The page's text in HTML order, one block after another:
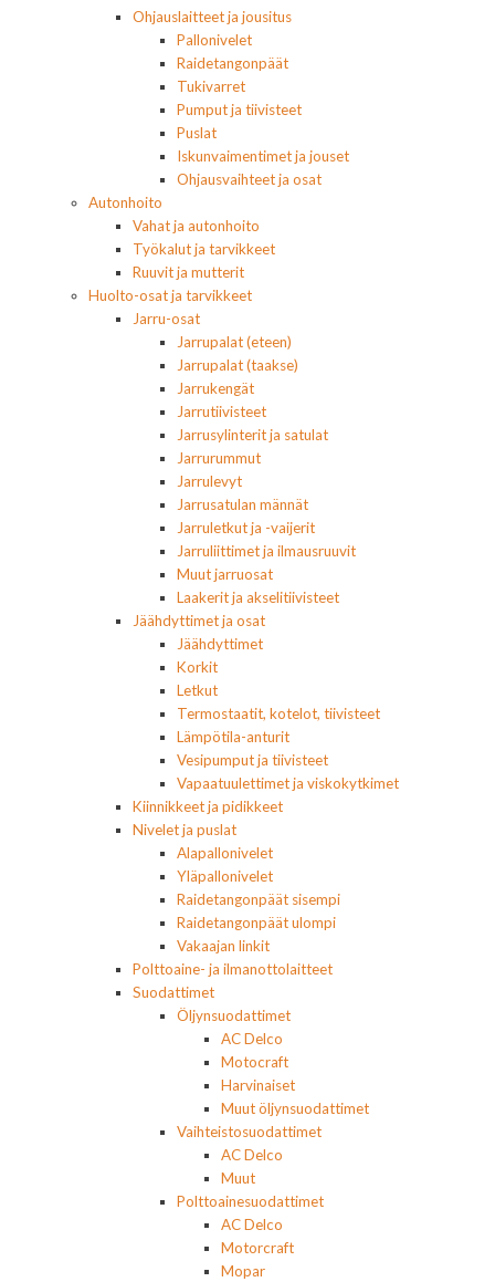
Ohjauslaitteet ja jousitus
Pallonivelet
Raidetangonpäät
Tukivarret
Pumput ja tiivisteet
Puslat
Iskunvaimentimet ja jouset
Ohjausvaihteet ja osat
Autonhoito
Vahat ja autonhoito
Työkalut ja tarvikkeet
Ruuvit ja mutterit
Huolto-osat ja tarvikkeet
Jarru-osat
Jarrupalat (eteen)
Jarrupalat (taakse)
Jarrukengät
Jarrutiivisteet
Jarrusylinterit ja satulat
Jarrurummut
Jarrulevyt
Jarrusatulan männät
Jarruletkut ja -vaijerit
Jarruliittimet ja ilmausruuvit
Muut jarruosat
Laakerit ja akselitiivisteet
Jäähdyttimet ja osat
Jäähdyttimet
Korkit
Letkut
Termostaatit, kotelot, tiivisteet
Lämpötila-anturit
Vesipumput ja tiivisteet
Vapaatuulettimet ja viskokytkimet
Kiinnikkeet ja pidikkeet
Nivelet ja puslat
Alapallonivelet
Yläpallonivelet
Raidetangonpäät sisempi
Raidetangonpäät ulompi
Vakaajan linkit
Polttoaine- ja ilmanottolaitteet
Suodattimet
Öljynsuodattimet
AC Delco
Motocraft
Harvinaiset
Muut öljynsuodattimet
Vaihteistosuodattimet
AC Delco
Muut
Polttoainesuodattimet
AC Delco
Motorcraft
Mopar